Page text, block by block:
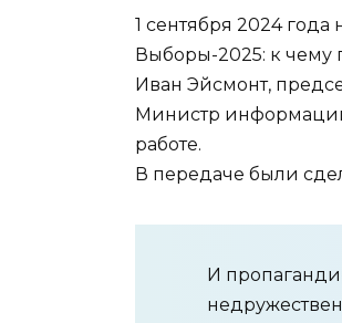
1 сентября 2024
Выборы-2025: к чему
Иван Эйсмонт,
Министр
работе.
В передаче были
И